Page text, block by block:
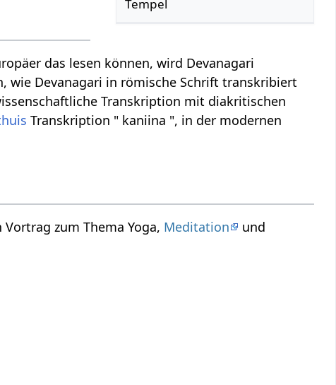
Tempel
das lesen können, wird Devanagari
wie Devanagari in römische Schrift transkribiert
Transkription mit diakritischen
Transkription " kaniina ", in der modernen
Vortrag zum Thema Yoga, Meditation
und